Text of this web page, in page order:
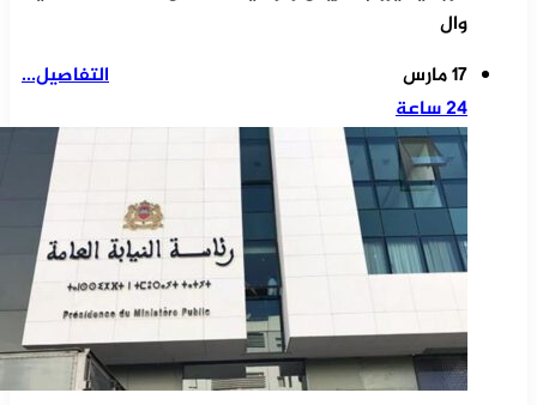
وال
التفاصيل...
17 مارس
24 ساعة